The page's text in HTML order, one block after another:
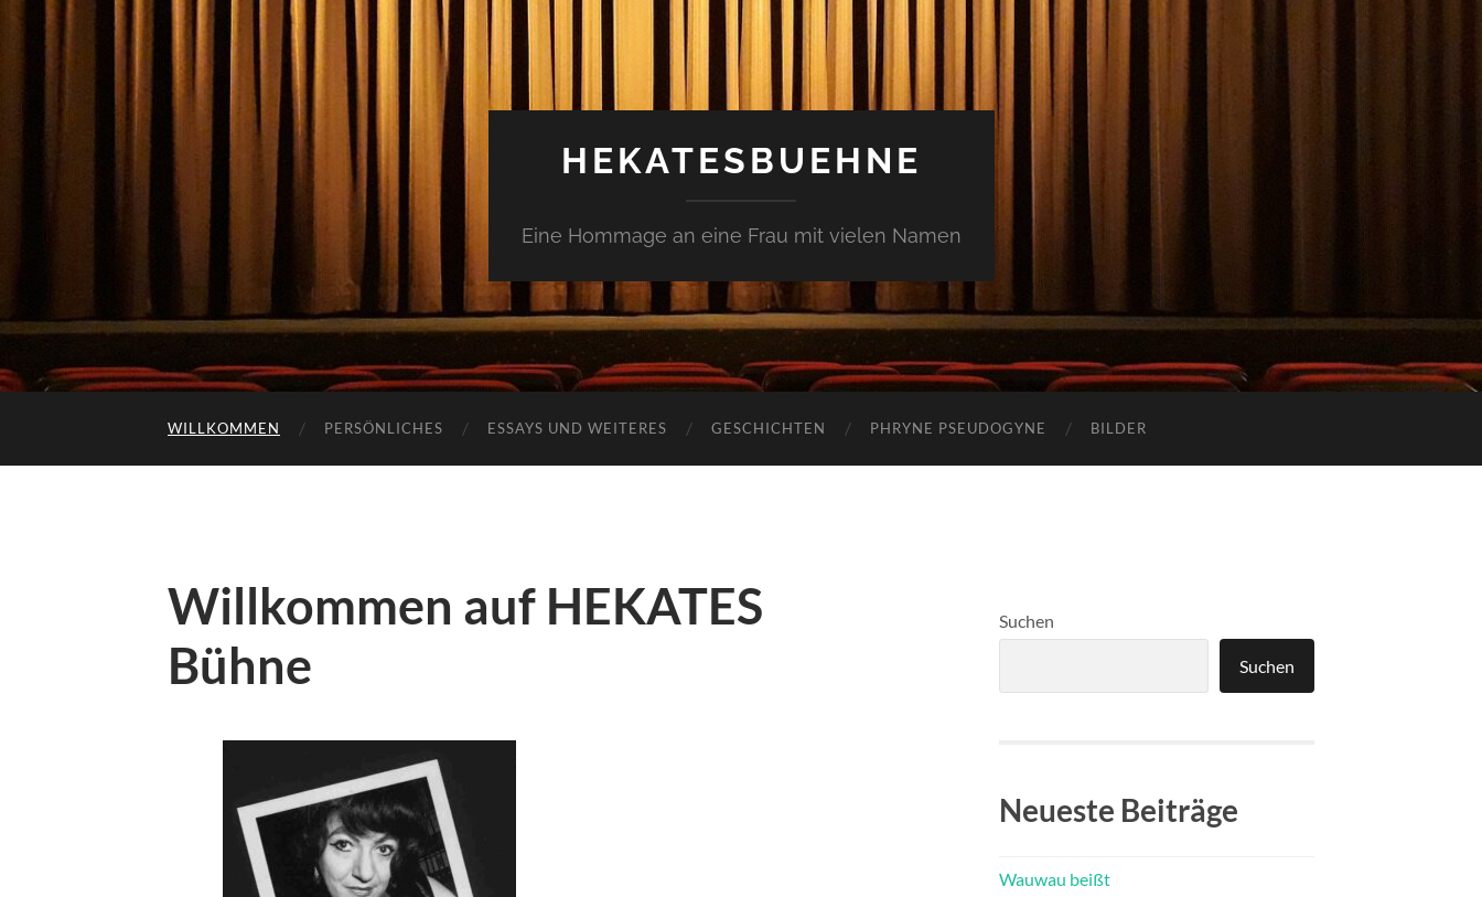
HEKATESBUEHNE
Eine Hommage an eine Frau mit vielen Namen
WILLKOMMEN PERSÖNLICHES ESSAYS UND WEITERES GESCHICHTEN PHRYNE PSEUDOGYNE BILDER
Willkommen auf HEKATES
Bühne
Suchen
Suchen
Neueste Beiträge
Wauwau beißt